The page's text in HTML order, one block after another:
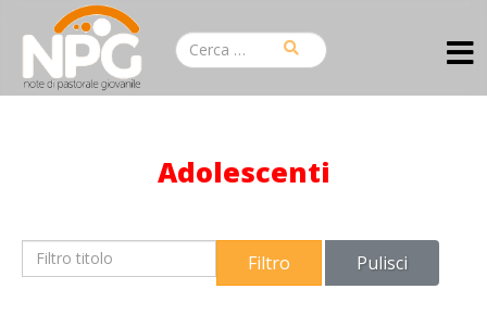
Adolescenti
Filtro titolo Filtro Pulisci